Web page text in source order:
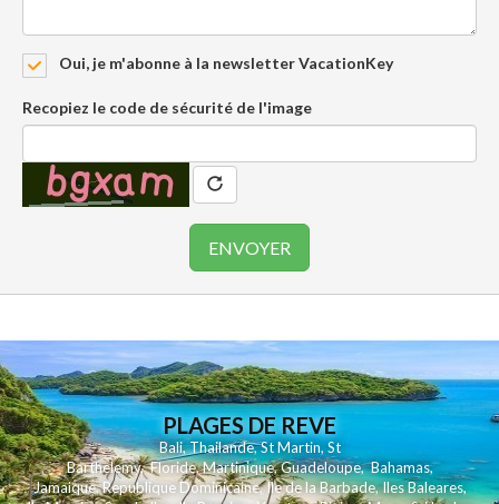
Oui, je m'abonne à la newsletter VacationKey
Recopiez le code de sécurité de l'image
PLAGES DE REVE
Bali,Thailande,St Martin,St
Barthelemy,Floride,Martinique,Guadeloupe,Bahamas,
Jamaique,Republique Dominicaine,Ile de la Barbade,Iles Baleares,